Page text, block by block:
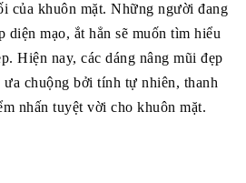
của khuôn mặt. Những người đang
diện mạo, ắt hẳn sẽ muốn tìm hiểu
Hiện nay, các dáng nâng mũi đẹp
chuộng bởi tính tự nhiên, thanh
nhấn tuyệt vời cho khuôn mặt.